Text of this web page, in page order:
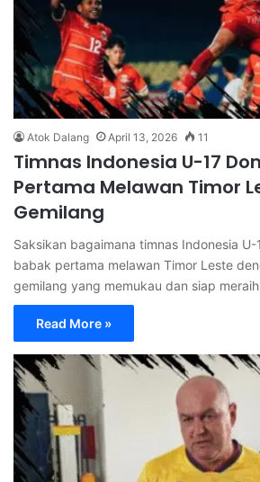
Atok Dalang April 13, 2026 11
Timnas Indonesia U-17
Pertama Melawan Timor
Gemilang
Saksikan bagaimana timnas Indonesia U-
babak pertama melawan Timor Leste
gemilang yang memukau dan siap
Read More »